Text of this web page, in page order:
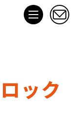
ック